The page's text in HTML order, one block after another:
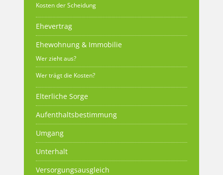
Kosten der Scheidung
Ehevertrag
Ehewohnung & Immobilie
Wer zieht aus?
Wer trägt die Kosten?
Elterliche Sorge
Aufenthaltsbestimmung
Umgang
Unterhalt
Versorgungsausgleich